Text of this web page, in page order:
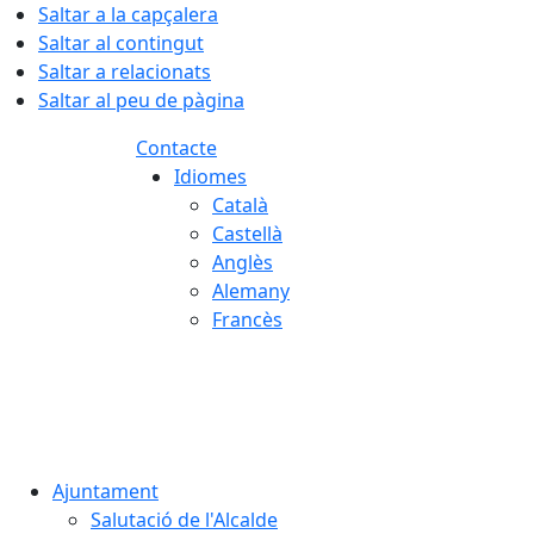
Saltar a la capçalera
Saltar al contingut
Saltar a relacionats
Saltar al peu de pàgina
Contacte
Idiomes
Català
Castellà
Anglès
Alemany
Francès
Ajuntament
Salutació de l'Alcalde